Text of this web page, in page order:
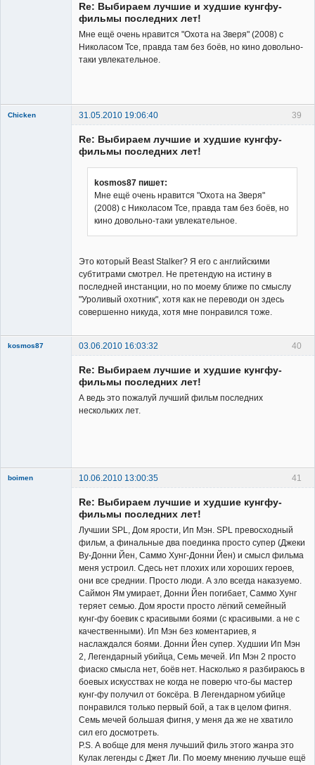
Re: Выбираем лучшие и худшие кунгфу-
фильмы последних лет!
Мне ещё очень нравится "Охота на Зверя" (2008) с
Николасом Тсе, правда там без боёв, но кино довольно-
таки увлекательное.
39
Chicken
31.05.2010 19:06:40
Re: Выбираем лучшие и худшие кунгфу-
фильмы последних лет!
kosmos87 пишет:
Мне ещё очень нравится "Охота на Зверя"
(2008) с Николасом Тсе, правда там без боёв, но
кино довольно-таки увлекательное.
Это который Beast Stalker? Я его с английскими
субтитрами смотрел. Не претендую на истину в
последней инстанции, но по моему ближе по смыслу
"Уроливый охотник", хотя как не переводи он здесь
совершенно никуда, хотя мне понравился тоже.
40
kosmos87 03.06.2010 16:03:32
Re: Выбираем лучшие и худшие кунгфу-
фильмы последних лет!
А ведь это пожалуй лучший фильм последних
нескольких лет.
41
boimen 10.06.2010 13:00:35
Re: Выбираем лучшие и худшие кунгфу-
фильмы последних лет!
Лучшии SPL, Дом ярости, Ип Мэн. SPL превосходный
фильм, а финальные два поединка просто супер (Джеки
Ву-Донни Йен, Саммо Хунг-Донни Йен) и смысл фильма
меня устроил. Сдесь нет плохих или хороших героев,
они все среднии. Просто люди. А зло всегда наказуемо.
Саймон Ям умирает, Донни Йен погибает, Саммо Хунг
теряет семью. Дом ярости просто лёгкий семейный
кунг-фу боевик с красивыми боями (с красивыми. а не с
качественными). Ип Мэн без коментариев, я
наслаждался боями. Донни Йен супер. Худшии Ип Мэн
2, Легендарный убийца, Семь мечей. Ип Мэн 2 просто
фиаско смысла нет, боёв нет. Насколько я разбираюсь в
боевых искусствах не когда не поверю что-бы мастер
кунг-фу получил от боксёра. В Легендарном убийце
понравился только первый бой, а так в целом фигня.
Семь мечей большая фигня, у меня да же не хватило
сил его досмотреть.
P.S. А вобще для меня лучьший филь этого жанра это
Кулак легенды с Джет Ли. По моему мнению лучьше ещё